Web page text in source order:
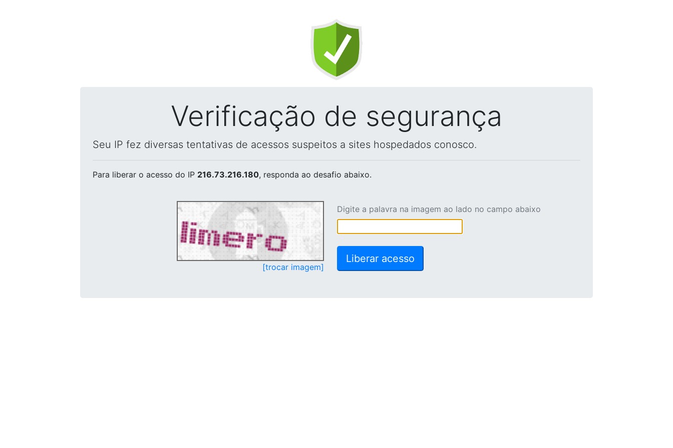
Verificação de segurança
Seu IP fez diversas tentativas de acessos suspeitos a sites hospedados conosco.
Para liberar o acesso do IP 216.73.216.180, responda ao desafio abaixo.
[trocar imagem]
Digite a palavra na imagem ao lado no campo abaixo